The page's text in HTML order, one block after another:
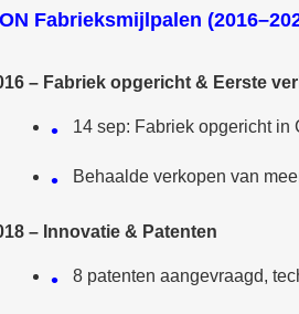
Fabrieksmijlpalen
– Fabriek opgericht & Eerste
14 sep: Fabriek opgericht in
Behaalde verkopen van
– Innovatie & Patenten
8 patenten aangevraagd,